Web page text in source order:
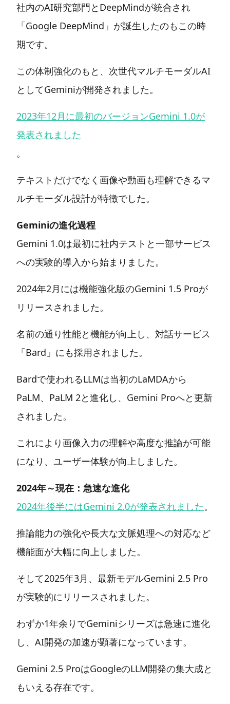
社内のAI研究部門とDeepMindが統合され
「Google DeepMind」が誕生したのもこの時
期です。
この体制強化のもと、次世代マルチモーダルAI
としてGeminiが開発されました。
2023年12月に最初のバージョンGemini 1.0が
発表されました
。
テキストだけでなく画像や動画も理解できるマ
ルチモーダル設計が特徴でした。
Geminiの進化過程
Gemini 1.0は最初に社内テストと一部サービス
への実験的導入から始まりました。
2024年2月には機能強化版のGemini 1.5 Proが
リリースされました。
名前の通り性能と機能が向上し、対話サービス
「Bard」にも採用されました。
Bardで使われるLLMは当初のLaMDAから
PaLM、PaLM 2と進化し、Gemini Proへと更新
されました。
これにより画像入力の理解や高度な推論が可能
になり、ユーザー体験が向上しました。
2024年～現在：急速な進化
2024年後半にはGemini 2.0が発表されました。
推論能力の強化や長大な文脈処理への対応など
機能面が大幅に向上しました。
そして2025年3月、最新モデルGemini 2.5 Pro
が実験的にリリースされました。
わずか1年余りでGeminiシリーズは急速に進化
し、AI開発の加速が顕著になっています。
Gemini 2.5 ProはGoogleのLLM開発の集大成と
もいえる存在です。